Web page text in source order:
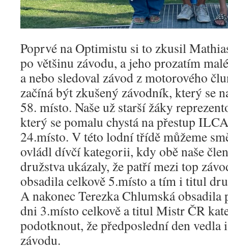
Poprvé na Optimistu si to zkusil
po většinu závodu, a jeho prozatím
a nebo sledoval závod z motorového
začíná být zkušený závodník, který se
58. místo. Naše už starší žáky
který se pomalu chystá na přestup
24.místo. V této lodní třídě můžeme
ovládl dívčí kategorii, kdy obě naše
družstva ukázaly, že patří mezi top
obsadila celkově 5.místo a tím i titul
A nakonec Terezka Chlumská
dni 3.místo celkově a titul Mistr ČR
podotknout, že předposlední den vedla
závodu.